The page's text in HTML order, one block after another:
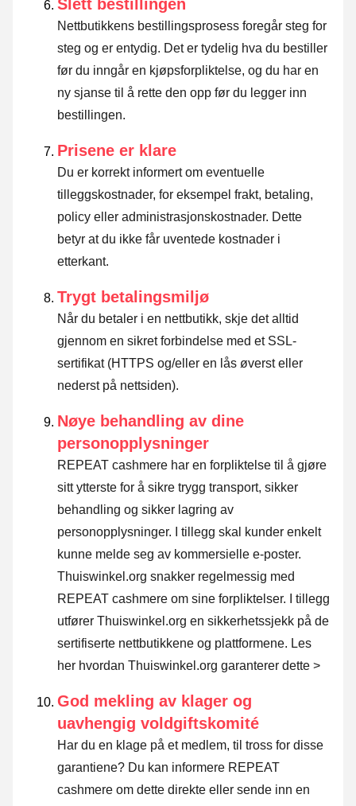
Slett bestillingen
Nettbutikkens bestillingsprosess foregår steg for
steg og er entydig. Det er tydelig hva du bestiller
før du inngår en kjøpsforpliktelse, og du har en
ny sjanse til å rette den opp før du legger inn
bestillingen.
Prisene er klare
Du er korrekt informert om eventuelle
tilleggskostnader, for eksempel frakt, betaling,
policy eller administrasjonskostnader. Dette
betyr at du ikke får uventede kostnader i
etterkant.
Trygt betalingsmiljø
Når du betaler i en nettbutikk, skje det alltid
gjennom en sikret forbindelse med et SSL-
sertifikat (HTTPS og/eller en lås øverst eller
nederst på nettsiden).
Nøye behandling av dine
personopplysninger
REPEAT cashmere har en forpliktelse til å gjøre
sitt ytterste for å sikre trygg transport, sikker
behandling og sikker lagring av
personopplysninger. I tillegg skal kunder enkelt
kunne melde seg av kommersielle e-poster.
Thuiswinkel.org snakker regelmessig med
REPEAT cashmere om sine forpliktelser. I tillegg
utfører Thuiswinkel.org en sikkerhetssjekk på de
sertifiserte nettbutikkene og plattformene. Les
her hvordan Thuiswinkel.org garanterer dette >
God mekling av klager og
uavhengig voldgiftskomité
Har du en klage på et medlem, til tross for disse
garantiene? Du kan informere REPEAT
cashmere om dette direkte eller sende inn en